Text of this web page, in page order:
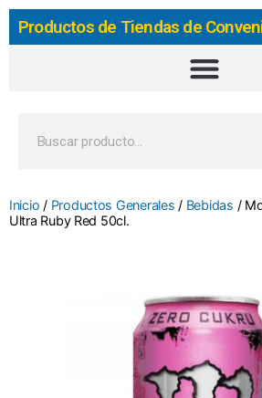
Productos de Tiendas de
Inicio / Productos Generales / Bebidas /
Ultra Ruby Red 50cl.